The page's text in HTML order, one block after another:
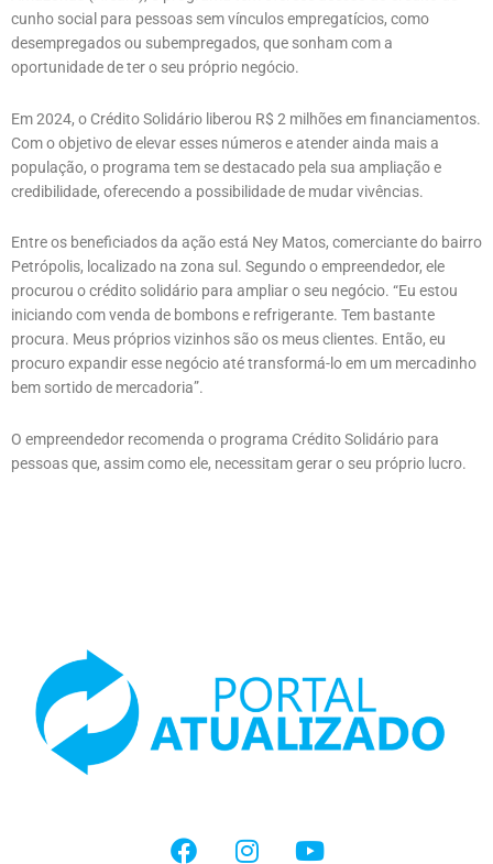
cunho social para pessoas sem vínculos empregatícios, como
desempregados ou subempregados, que sonham com a
oportunidade de ter o seu próprio negócio.
Em 2024, o Crédito Solidário liberou R$ 2 milhões em financiamentos.
Com o objetivo de elevar esses números e atender ainda mais a
população, o programa tem se destacado pela sua ampliação e
credibilidade, oferecendo a possibilidade de mudar vivências.
Entre os beneficiados da ação está Ney Matos, comerciante do bairro
Petrópolis, localizado na zona sul. Segundo o empreendedor, ele
procurou o crédito solidário para ampliar o seu negócio. “Eu estou
iniciando com venda de bombons e refrigerante. Tem bastante
procura. Meus próprios vizinhos são os meus clientes. Então, eu
procuro expandir esse negócio até transformá-lo em um mercadinho
bem sortido de mercadoria”.
O empreendedor recomenda o programa Crédito Solidário para
pessoas que, assim como ele, necessitam gerar o seu próprio lucro.